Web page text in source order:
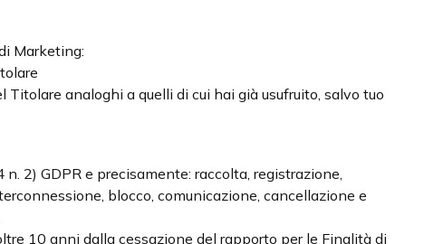
Marketing:
analoghi a quelli di cui hai già usufruito, salvo tuo
2) GDPR e precisamente: raccolta, registrazione,
blocco, comunicazione, cancellazione e
10 anni dalla cessazione del rapporto per le Finalità di